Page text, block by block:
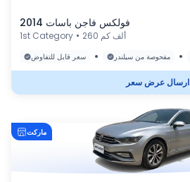
فولكس فاجن باسات 2014
1st Category • 260 ألف كم
سعر قابل للتفاوض
• مفحوصة من سيلندر •
ارسال عرض سعر
ماركت